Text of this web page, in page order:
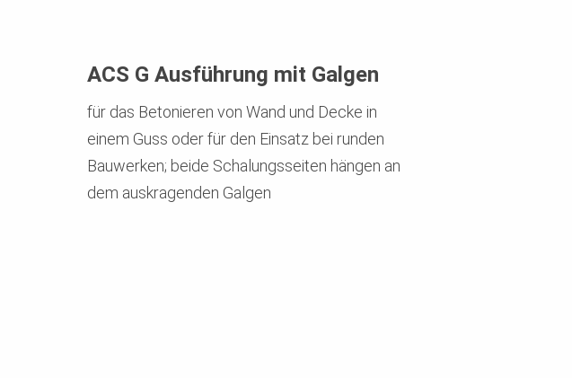
ACS G Ausführung mit Galgen
für das Betonieren von Wand und Decke in
einem Guss oder für den Einsatz bei runden
Bauwerken; beide Schalungsseiten hängen an
dem auskragenden Galgen